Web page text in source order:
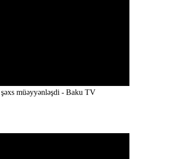
şəxs müəyyənləşdi - Baku TV